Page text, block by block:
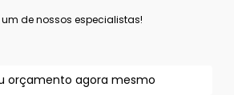
de nossos especialistas!
orçamento agora mesmo